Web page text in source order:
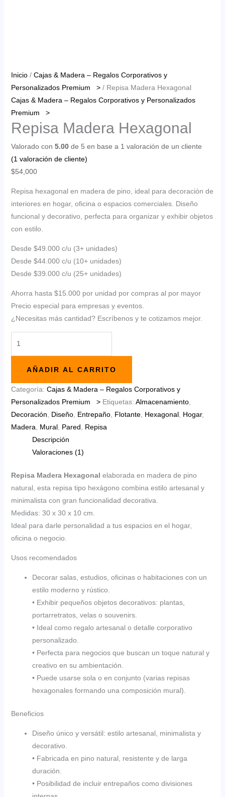
Inicio/ Cajas & Madera – Regalos Corporativos y
Personalizados Premium >/ Repisa Madera Hexagonal
Cajas & Madera – Regalos Corporativos y Personalizados
Premium >
Repisa Madera Hexagonal
Valorado con 5.00de 5 en base a 1 valoración de un cliente
(1 valoración de cliente)
$54,000
Repisa hexagonal en madera de pino, ideal para decoración de
interiores en hogar, oficina o espacios comerciales. Diseño
funcional y decorativo, perfecta para organizar y exhibir objetos
con estilo.
Desde $49.000 c/u (3+ unidades)
Desde $44.000 c/u (10+ unidades)
Desde $39.000 c/u (25+ unidades)
Ahorra hasta $15.000 por unidad por compras al por mayor
Precio especial para empresas y eventos.
¿Necesitas más cantidad? Escríbenos y te cotizamos mejor.
cantidad
AÑADIR AL CARRITO
Categoría: Cajas & Madera – Regalos Corporativos y
Personalizados Premium > Etiquetas: Almacenamiento,
Decoración
Diseño, Entrepaño, Flotante, Hexagonal, Hogar,
Madera
Mural, Pared
Repisa
Descripción
Valoraciones (1)
Repisa Madera Hexagonal elaborada en madera de pino
natural, esta repisa tipo hexágono combina estilo artesanal y
minimalista con gran funcionalidad decorativa.
Medidas: 30 x 30 x 10 cm.
Ideal para darle personalidad a tus espacios en el hogar,
oficina o negocio.
Usos recomendados
Decorar salas, estudios, oficinas o habitaciones con un
estilo moderno y rústico.
• Exhibir pequeños objetos decorativos: plantas,
portarretratos, velas o souvenirs.
• Ideal como regalo artesanal o detalle corporativo
personalizado.
• Perfecta para negocios que buscan un toque natural y
creativo en su ambientación.
• Puede usarse sola o en conjunto (varias repisas
hexagonales formando una composición mural).
Beneficios
Diseño único y versátil: estilo artesanal, minimalista y
decorativo.
• Fabricada en pino natural, resistente y de larga
duración.
• Posibilidad de incluir entrepaños como divisiones